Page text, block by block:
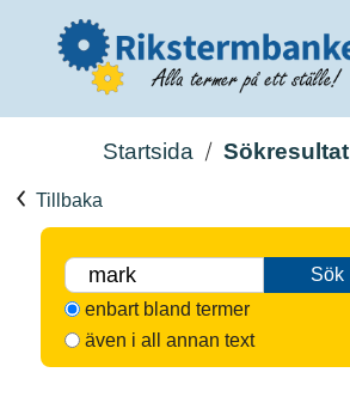
Startsida Sökresultat
Tillbaka
Sök
enbart bland termer
även i all annan text